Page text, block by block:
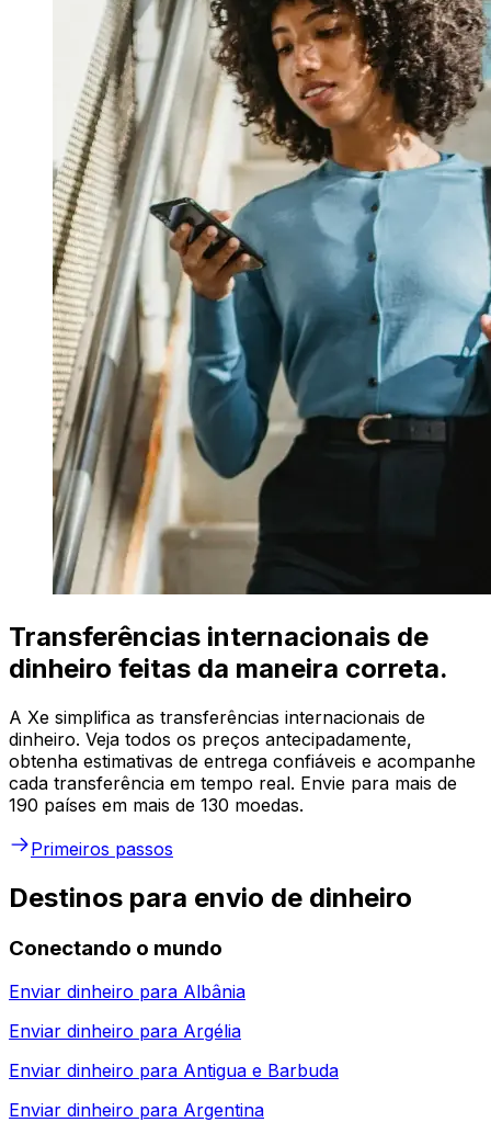
Transferências internacionais de
dinheiro feitas da maneira correta.
A Xe simplifica as transferências internacionais de
dinheiro. Veja todos os preços antecipadamente,
obtenha estimativas de entrega confiáveis e acompanhe
cada transferência em tempo real. Envie para mais de
190 países em mais de 130 moedas.
Primeiros passos
Destinos para envio de dinheiro
Conectando o mundo
Enviar dinheiro para Albânia
Enviar dinheiro para Argélia
Enviar dinheiro para Antigua e Barbuda
Enviar dinheiro para Argentina